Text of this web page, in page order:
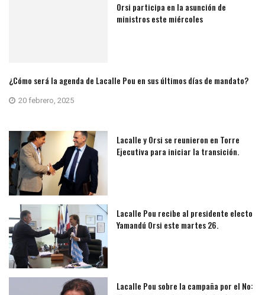
Orsi participa en la asunción de
ministros este miércoles
¿Cómo será la agenda de Lacalle Pou en sus últimos días de mandato?
20 febrero, 2025
Lacalle y Orsi se reunieron en Torre
Ejecutiva para iniciar la transición.
Lacalle Pou recibe al presidente electo
Yamandú Orsi este martes 26.
Lacalle Pou sobre la campaña por el No: